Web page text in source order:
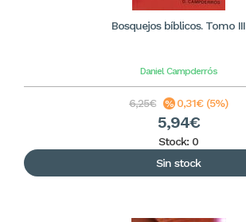
Bosquejos bíblicos. Tomo III
Daniel Campderrós
6,25€ 0,31€ (5%)
5,94€
Stock: 0
Sin stock